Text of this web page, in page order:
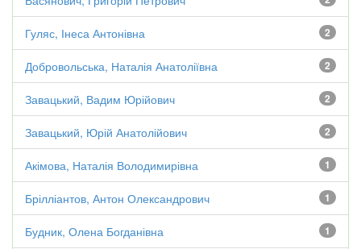
2
Гуляс, Інеса Антонівна
2
Добровольська, Наталія Анатоліївна
2
Завацький, Вадим Юрійович
2
Завацький, Юрій Анатолійович
1
Акімова, Наталія Володимирівна
1
Брілліантов, Антон Олександрович
1
Будник, Олена Богданівна